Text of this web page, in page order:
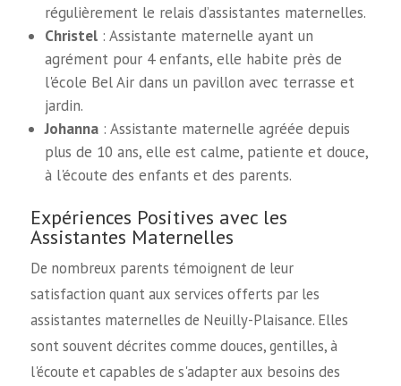
régulièrement le relais d’assistantes maternelles.
Christel : Assistante maternelle ayant un
agrément pour 4 enfants, elle habite près de
l'école Bel Air dans un pavillon avec terrasse et
jardin.
Johanna : Assistante maternelle agréée depuis
plus de 10 ans, elle est calme, patiente et douce,
à l'écoute des enfants et des parents.
Expériences Positives avec les
Assistantes Maternelles
De nombreux parents témoignent de leur
satisfaction quant aux services offerts par les
assistantes maternelles de Neuilly-Plaisance. Elles
sont souvent décrites comme douces, gentilles, à
l'écoute et capables de s'adapter aux besoins des